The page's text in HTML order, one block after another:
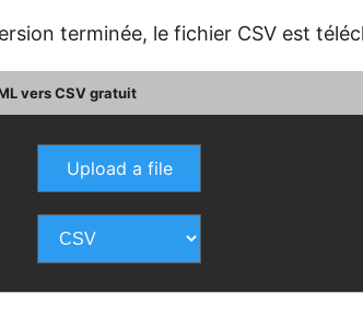
terminée, le fichier CSV est
vers CSV gratuit
Upload a file